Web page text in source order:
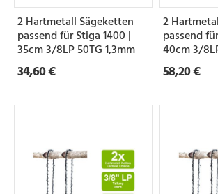
2 Hartmetall Sägeketten
passend für Stiga 1400 |
35cm 3/8LP 50TG 1,3mm
34,60 €
2
passend
40cm 3/
58,20 €
i
l
u
N
u